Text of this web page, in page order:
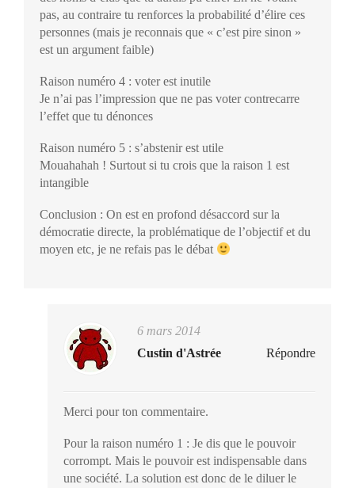
pas, au contraire tu renforces la probabilité d’élire ces
personnes (mais je reconnais que « c’est pire sinon »
est un argument faible)
Raison numéro 4 : voter est inutile
Je n’ai pas l’impression que ne pas voter contrecarre
l’effet que tu dénonces
Raison numéro 5 : s’abstenir est utile
Mouahahah ! Surtout si tu crois que la raison 1 est
intangible
Conclusion : On est en profond désaccord sur la
démocratie directe, la problématique de l’objectif et du
moyen etc, je ne refais pas le débat
6 mars 2014
Custin d'Astrée
Répondre
Merci pour ton commentaire.
Pour la raison numéro 1 : Je dis que le pouvoir
corrompt. Mais le pouvoir est indispensable dans
une société. La solution est donc de le diluer le